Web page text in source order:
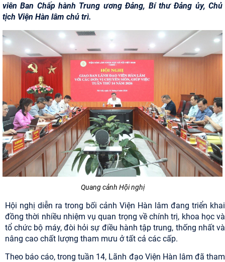
viên Ban Chấp hành Trung ương Đảng, Bí thư Đảng ủy, Chủ
tịch Viện Hàn lâm chủ trì.
Quang cảnh Hội nghị
Hội nghị diễn ra trong bối cảnh Viện Hàn lâm đang triển khai
đồng thời nhiều nhiệm vụ quan trọng về chính trị, khoa học và
tổ chức bộ máy, đòi hỏi sự điều hành tập trung, thống nhất và
nâng cao chất lượng tham mưu ở tất cả các cấp.
Theo báo cáo, trong tuần 14, Lãnh đạo Viện Hàn lâm đã tham